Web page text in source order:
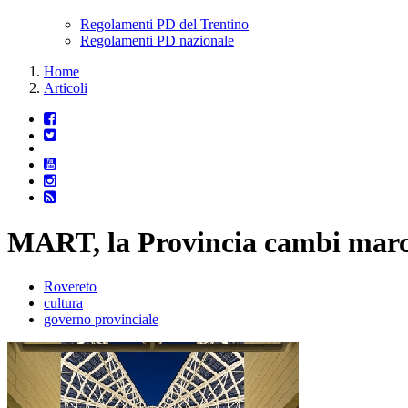
Regolamenti PD del Trentino
Regolamenti PD nazionale
Home
Articoli
MART, la Provincia cambi
Rovereto
cultura
governo provinciale